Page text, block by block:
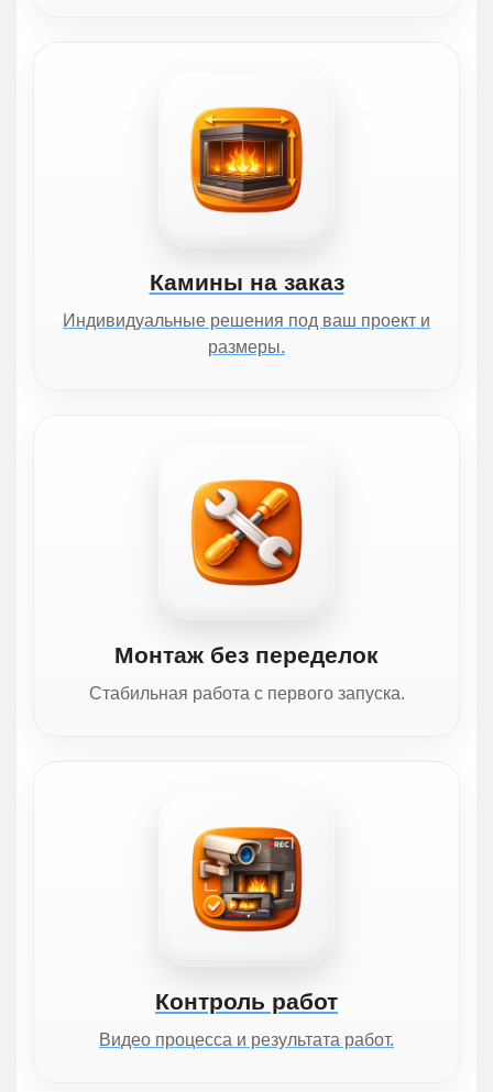
Камины на заказ
Индивидуальные решения под ваш проект и
размеры.
Монтаж без переделок
Стабильная работа с первого запуска.
Контроль работ
Видео процесса и результата работ.